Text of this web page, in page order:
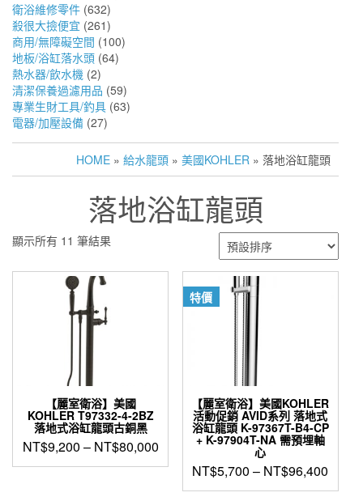
衛浴維修零件 (632)
殺很大撿便宜 (261)
商用/無障礙空間 (100)
地板/浴缸落水頭 (64)
熱水器/飲水機 (2)
清潔保養過濾用品 (59)
專業生財工具/釣具 (63)
電器/加壓設備 (27)
HOME » 給水龍頭 » 美國KOHLER » 落地浴缸龍頭
落地浴缸龍頭
顯示所有 11 筆結果
【麗室衛浴】美國
KOHLER T97332-4-2BZ
落地式浴缸龍頭古銅黑
NT$9,200 – NT$80,000
此
特價
【麗室衛浴】美國KOHLER
活動促銷 AVID系列 落地式
浴缸龍頭 K-97367T-B4-CP
+ K-97904T-NA 需預埋軸
心
NT$5,700 – NT$96,400
此